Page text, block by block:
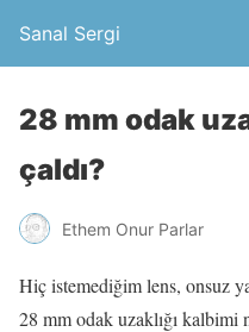
Sanal Sergi
28 mm odak
çaldı?
Ethem Onur Parlar
Hiç istemediğim lens, onsuz
28 mm odak uzaklığı kalbimi